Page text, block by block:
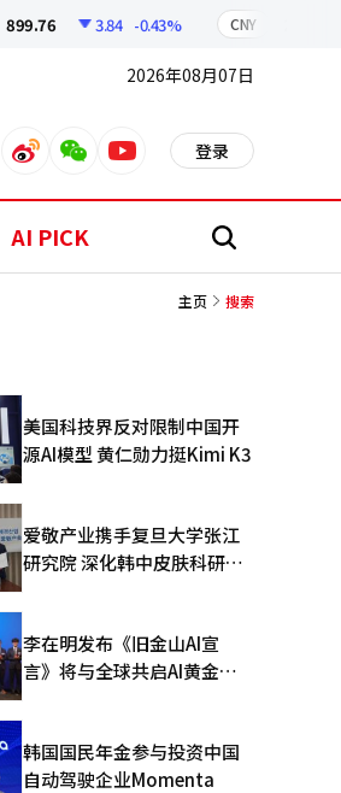
899.76 3.84 -0.43% CNY
2026年08月07日
weiboweixinyoutube 登录
AI PICK 搜
主页 搜索
美国科技界反对限制中国开
源AI模型 黄仁勋力挺Kimi K3
爱敬产业携手复旦大学张江
研究院 深化韩中皮肤科研合
李在明发布《旧金山AI宣
言》将与全球共启AI黄金时
韩国国民年金参与投资中国
自动驾驶企业Momenta